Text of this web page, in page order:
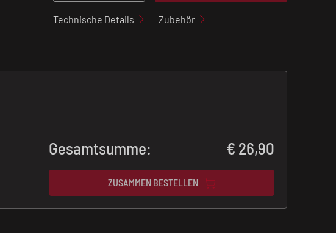
Technische Details Zubehör
Gesamtsumme: € 26,90
ZUSAMMEN BESTELLEN